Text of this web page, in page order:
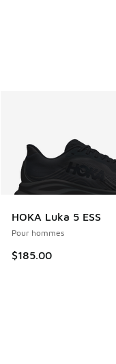
HOKA Luka 5 ESS
Pour hommes
$185.00